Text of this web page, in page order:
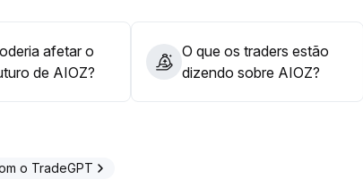
afetar o
de AIOZ?
O que os traders estão
dizendo sobre AIOZ?
o TradeGPT